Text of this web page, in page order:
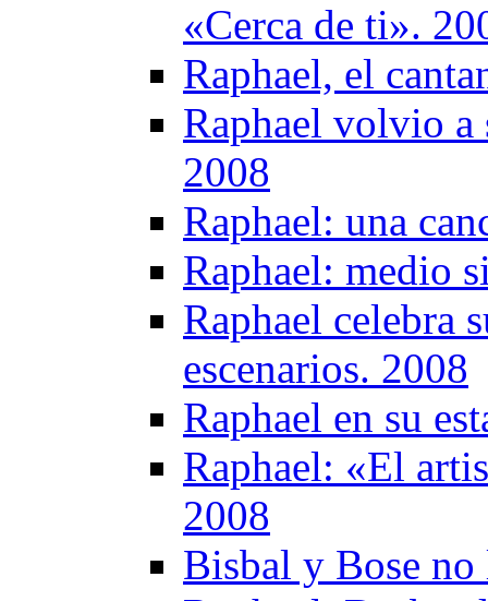
«Cerca de ti».
Raphael, el
Raphael volvio a
2008
Raphael: una
Raphael: medio
Raphael celebra
escenarios. 2008
Raphael en su
Raphael: «El
2008
Bisbal y Bose